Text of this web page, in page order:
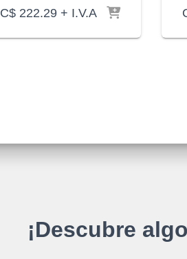
C$ 222.29 + I.V.A
¡Descubre